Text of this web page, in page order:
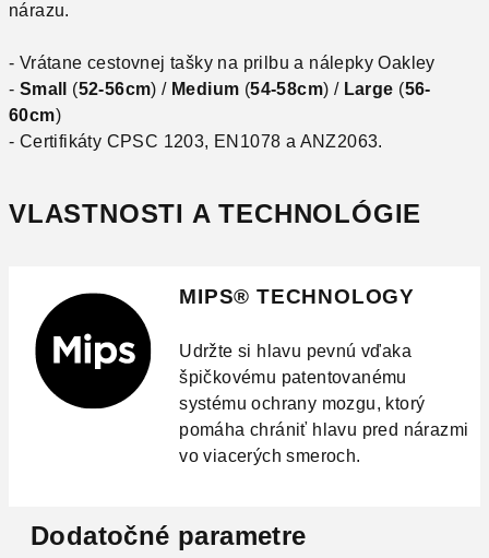
nárazu.
- Vrátane cestovnej tašky na prilbu a nálepky Oakley
- Small (52-56cm) / Medium (54-58cm) / Large (56-
60cm)
- Certifikáty CPSC 1203, EN1078 a ANZ2063.
VLASTNOSTI A TECHNOLÓGIE
MIPS® TECHNOLOGY
Udržte si hlavu pevnú vďaka
špičkovému patentovanému
systému ochrany mozgu, ktorý
pomáha chrániť hlavu pred nárazmi
vo viacerých smeroch.
Dodatočné parametre